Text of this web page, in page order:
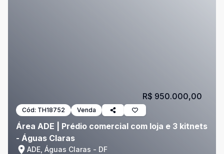
Cód: TH18752 Venda
Área ADE | Prédio comercial com loja e 3 kitnets
- Águas Claras
ADE, Águas Claras - DF
R$ 950.000,00